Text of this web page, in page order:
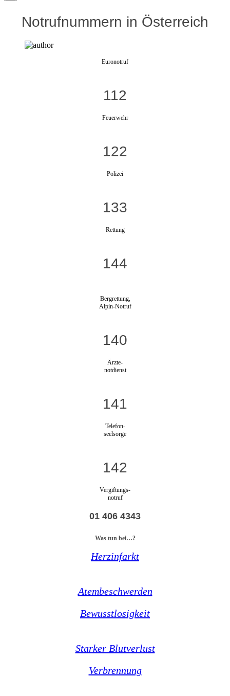
Notrufnummern in Österreich
Euronotruf
112
Feuerwehr
122
Polizei
133
Rettung
144
Bergrettung,
Alpin-Notruf
140
Ärzte-
notdienst
141
Telefon-
seelsorge
142
Vergiftungs-
notruf
01 406 4343
Was tun bei…?
Herzinfarkt
Atembeschwerden
Bewusstlosigkeit
Starker Blutverlust
Verbrennung